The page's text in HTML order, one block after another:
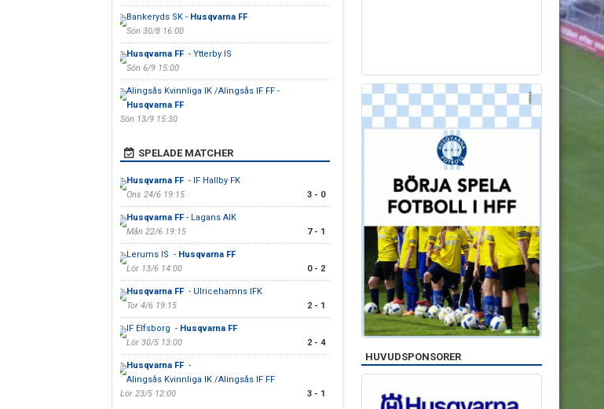
Bankeryds SK - Husqvarna FF
Sön 30/8 16:00
Husqvarna FF - Ytterby IS
Sön 6/9 15:00
Alingsås Kvinnliga IK /Alingsås IF FF -
Husqvarna FF
Sön 13/9 15:30
SPELADE MATCHER
Husqvarna FF - IF Hallby FK
Ons 24/6 19:15
3 - 0
Husqvarna FF- Lagans AIK
Mån 22/6 19:15
7 - 1
Lerums IS - Husqvarna FF
Lör 13/6 14:00
0 - 2
Husqvarna FF - Ulricehamns IFK
Tor 4/6 19:15
2 - 1
IF Elfsborg - Husqvarna FF
Lör 30/5 13:00
2 - 4
Husqvarna FF -
Alingsås Kvinnliga IK /Alingsås IF FF
Lör 23/5 12:00
3 - 1
HUVUDSPONSORER